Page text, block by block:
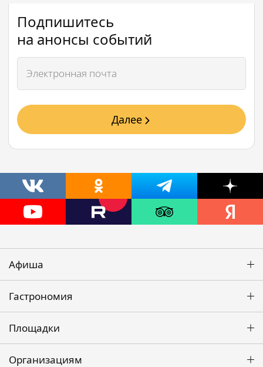
Подпишитесь
на анонсы событий
Далее
Афиша
Гастрономия
Площадки
Организациям